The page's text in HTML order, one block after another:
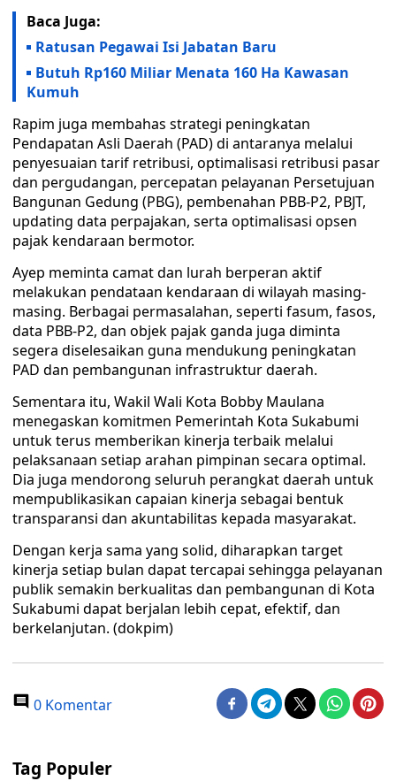
Baca Juga:
Ratusan Pegawai Isi Jabatan Baru
Butuh Rp160 Miliar Menata 160 Ha Kawasan
Kumuh
Rapim juga membahas strategi peningkatan
Pendapatan Asli Daerah (PAD) di antaranya melalui
penyesuaian tarif retribusi, optimalisasi retribusi pasar
dan pergudangan, percepatan pelayanan Persetujuan
Bangunan Gedung (PBG), pembenahan PBB-P2, PBJT,
updating data perpajakan, serta optimalisasi opsen
pajak kendaraan bermotor.
Ayep meminta camat dan lurah berperan aktif
melakukan pendataan kendaraan di wilayah masing-
masing. Berbagai permasalahan, seperti fasum, fasos,
data PBB-P2, dan objek pajak ganda juga diminta
segera diselesaikan guna mendukung peningkatan
PAD dan pembangunan infrastruktur daerah.
Sementara itu, Wakil Wali Kota Bobby Maulana
menegaskan komitmen Pemerintah Kota Sukabumi
untuk terus memberikan kinerja terbaik melalui
pelaksanaan setiap arahan pimpinan secara optimal.
Dia juga mendorong seluruh perangkat daerah untuk
mempublikasikan capaian kinerja sebagai bentuk
transparansi dan akuntabilitas kepada masyarakat.
Dengan kerja sama yang solid, diharapkan target
kinerja setiap bulan dapat tercapai sehingga pelayanan
publik semakin berkualitas dan pembangunan di Kota
Sukabumi dapat berjalan lebih cepat, efektif, dan
berkelanjutan. (dokpim)
0 Komentar
Tag Populer